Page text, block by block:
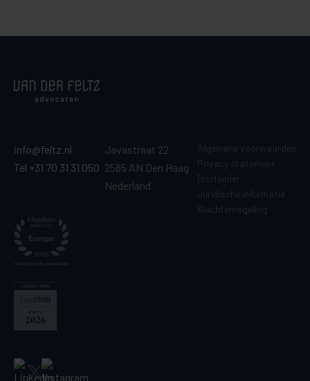
info@feltz.nl
Tel +31 70 31 31 050
Javastraat 22
2585 AN Den Haag
Nederland
Algemene voorwaarden
Privacy statement
Disclaimer
Juridische informatie
Klachtenregeling